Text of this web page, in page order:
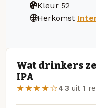
Kleur 52
Herkomst
Wat drinkers
IPA
★★★★☆4.3 uit 1